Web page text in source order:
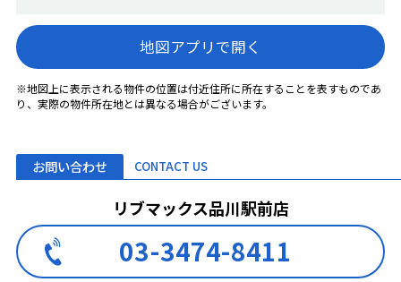
地図アプリで開く
※地図上に表示される物件の位置は付近住所に所在することを表すものであ
り、実際の物件所在地とは異なる場合がございます。
お問い合わせ CONTACT US
リブマックス品川駅前店
03-3474-8411